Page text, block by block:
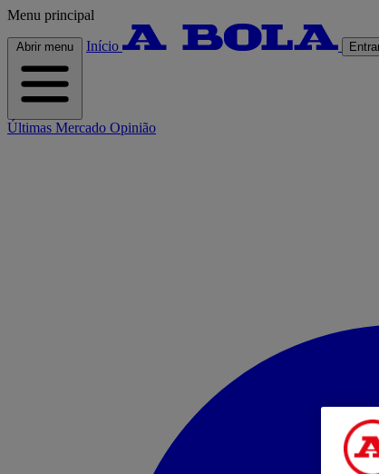
Menu principal
Abrir menu Início
Últimas Mercado Opinião